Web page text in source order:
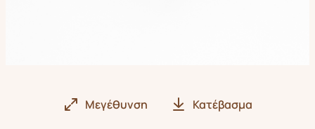
Μεγέθυνση Κατέβασμα